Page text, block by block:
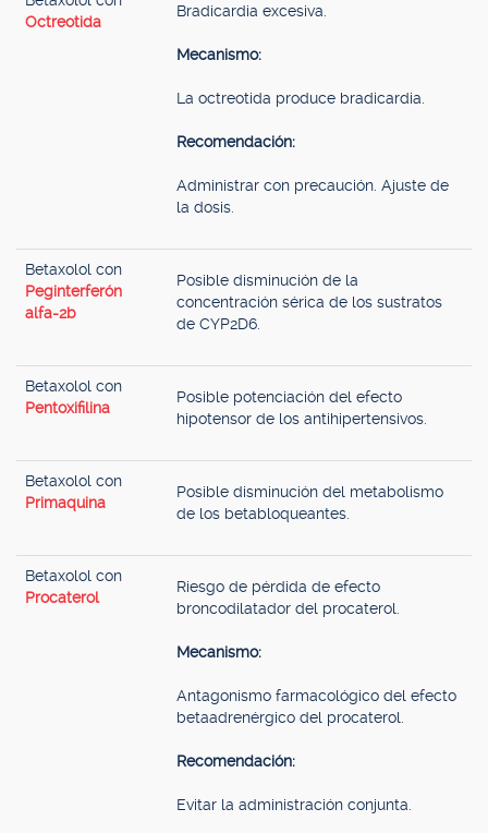
Octreotida
Bradicardia excesiva.
Mecanismo:
La octreotida produce bradicardia.
Recomendación:
Administrar con precaución. Ajuste de
la dosis.
Betaxolol con
Peginterferón
alfa-2b
Posible disminución de la
concentración sérica de los sustratos
de CYP2D6.
Betaxolol con
Pentoxifilina
Posible potenciación del efecto
hipotensor de los antihipertensivos.
Betaxolol con
Primaquina
Posible disminución del metabolismo
de los betabloqueantes.
Betaxolol con
Procaterol
Riesgo de pérdida de efecto
broncodilatador del procaterol.
Mecanismo:
Antagonismo farmacológico del efecto
betaadrenérgico del procaterol.
Recomendación:
Evitar la administración conjunta.